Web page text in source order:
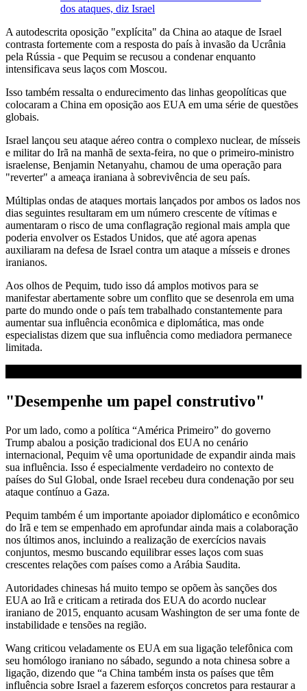
dos ataques, diz Israel
A autodescrita oposição "explícita" da China ao ataque de Israel
contrasta fortemente com a resposta do país à invasão da Ucrânia
pela Rússia - que Pequim se recusou a condenar enquanto
intensificava seus laços com Moscou.
Isso também ressalta o endurecimento das linhas geopolíticas que
colocaram a China em oposição aos EUA em uma série de questões
globais.
Israel lançou seu ataque aéreo contra o complexo nuclear, de mísseis
e militar do Irã na manhã de sexta-feira, no que o primeiro-ministro
israelense, Benjamin Netanyahu, chamou de uma operação para
"reverter" a ameaça iraniana à sobrevivência de seu país.
Múltiplas ondas de ataques mortais lançados por ambos os lados nos
dias seguintes resultaram em um número crescente de vítimas e
aumentaram o risco de uma conflagração regional mais ampla que
poderia envolver os Estados Unidos, que até agora apenas
auxiliaram na defesa de Israel contra um ataque a mísseis e drones
iranianos.
Aos olhos de Pequim, tudo isso dá amplos motivos para se
manifestar abertamente sobre um conflito que se desenrola em uma
parte do mundo onde o país tem trabalhado constantemente para
aumentar sua influência econômica e diplomática, mas onde
especialistas dizem que sua influência como mediadora permanece
limitada.
"Desempenhe um papel construtivo"
Por um lado, como a política “América Primeiro” do governo
Trump abalou a posição tradicional dos EUA no cenário
internacional, Pequim vê uma oportunidade de expandir ainda mais
sua influência. Isso é especialmente verdadeiro no contexto de
países do Sul Global, onde Israel recebeu dura condenação por seu
ataque contínuo a Gaza.
Pequim também é um importante apoiador diplomático e econômico
do Irã e tem se empenhado em aprofundar ainda mais a colaboração
nos últimos anos, incluindo a realização de exercícios navais
conjuntos, mesmo buscando equilibrar esses laços com suas
crescentes relações com países como a Arábia Saudita.
Autoridades chinesas há muito tempo se opõem às sanções dos
EUA ao Irã e criticam a retirada dos EUA do acordo nuclear
iraniano de 2015, enquanto acusam Washington de ser uma fonte de
instabilidade e tensões na região.
Wang criticou veladamente os EUA em sua ligação telefônica com
seu homólogo iraniano no sábado, segundo a nota chinesa sobre a
ligação, dizendo que “a China também insta os países que têm
influência sobre Israel a fazerem esforços concretos para restaurar a